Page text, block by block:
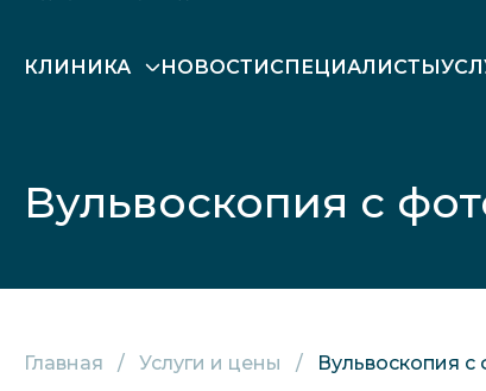
КЛИНИКА НОВОСТИСПЕЦИАЛИСТЫ
Вульвоскопия с
Главная Услуги и цены Вульвоскопия